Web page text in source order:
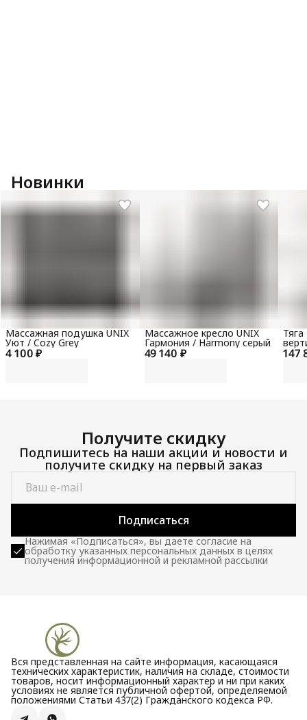
Новинки
4 100 ₽
Массажная подушка UNIX
Уют / Cozy Grey
49 140 ₽
Массажное кресло UNIX
Гармония / Harmony серый
147
100
Получите скидку
Подпишитесь на наши акции и новости и
получите скидку на первый заказ
Подписаться
Нажимая «Подписаться», вы даете согласие на
обработку указанных персональных данных в целях
получения информационной и рекламной рассылки
Вся представленная на сайте информация, касающаяся
технических характеристик, наличия на складе, стоимости
товаров, носит информационный характер и ни при каких
условиях не является публичной офертой, определяемой
положениями Статьи 437(2) Гражданского кодекса РФ.